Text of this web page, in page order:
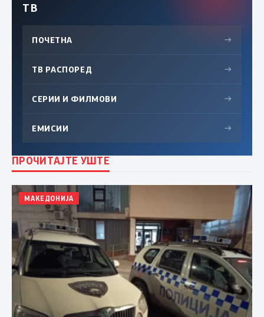
ТВ
ПОЧЕТНА →
ТВ РАСПОРЕД →
СЕРИИ И ФИЛМОВИ →
ЕМИСИИ →
ПРОЧИТАЈТЕ УШТЕ
МАКЕДОНИЈА